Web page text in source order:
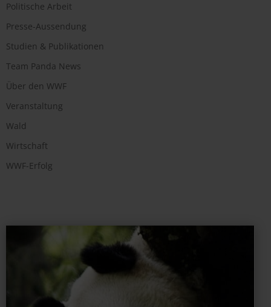
Politische Arbeit
Presse-Aussendung
Studien & Publikationen
Team Panda News
Über den WWF
Veranstaltung
Wald
Wirtschaft
WWF-Erfolg